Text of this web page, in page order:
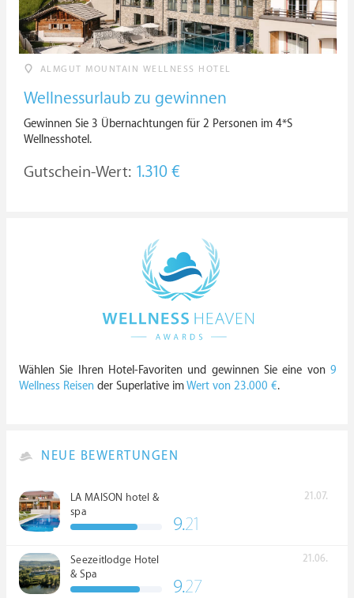
ALMGUT MOUNTAIN WELLNESS HOTEL
Wellnessurlaub zu gewinnen
Gewinnen Sie 3 Übernachtungen für 2 Personen im 4*S
Wellnesshotel.
Gutschein-Wert: 1.310 €
Wählen Sie Ihren Hotel-Favoriten und gewinnen Sie eine von 9
Wellness Reisen der Superlative imWert von 23.000 €.
NEUE BEWERTUNGEN
LA MAISON hotel &
spa
21.07.
9.21
Seezeitlodge Hotel
& Spa
21.06.
9.27